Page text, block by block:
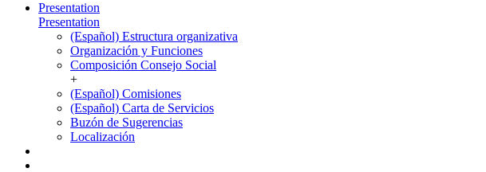
Presentation
Presentation
(Español) Estructura organizativa
Organización y Funciones
Composición Consejo Social
+
(Español) Comisiones
(Español) Carta de Servicios
Buzón de Sugerencias
Localización